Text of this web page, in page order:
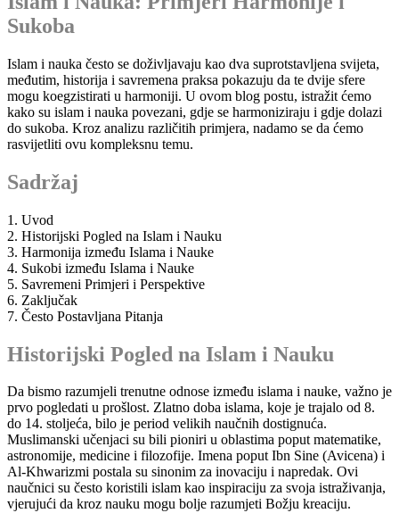
Sukoba
Islam i nauka često se doživljavaju kao dva suprotstavljena svijeta,
međutim, historija i savremena praksa pokazuju da te dvije sfere
mogu koegzistirati u harmoniji. U ovom blog postu, istražit ćemo
kako su islam i nauka povezani, gdje se harmoniziraju i gdje dolazi
do sukoba. Kroz analizu različitih primjera, nadamo se da ćemo
rasvijetliti ovu kompleksnu temu.
Sadržaj
1. Uvod
2. Historijski Pogled na Islam i Nauku
3. Harmonija između Islama i Nauke
4. Sukobi između Islama i Nauke
5. Savremeni Primjeri i Perspektive
6. Zaključak
7. Često Postavljana Pitanja
Historijski Pogled na Islam i Nauku
Da bismo razumjeli trenutne odnose između islama i nauke, važno je
prvo pogledati u prošlost. Zlatno doba islama, koje je trajalo od 8.
do 14. stoljeća, bilo je period velikih naučnih dostignuća.
Muslimanski učenjaci su bili pioniri u oblastima poput matematike,
astronomije, medicine i filozofije. Imena poput Ibn Sine (Avicena) i
Al-Khwarizmi postala su sinonim za inovaciju i napredak. Ovi
naučnici su često koristili islam kao inspiraciju za svoja istraživanja,
vjerujući da kroz nauku mogu bolje razumjeti Božju kreaciju.